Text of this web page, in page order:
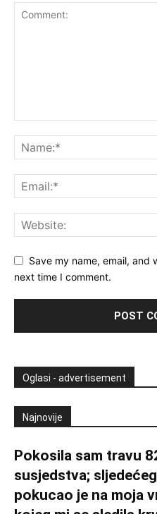
Save my name, email, and
next time I comment.
Oglasi - advertisement
Najnovije
Pokosila sam travu
susjedstva;
pokucao je na moja